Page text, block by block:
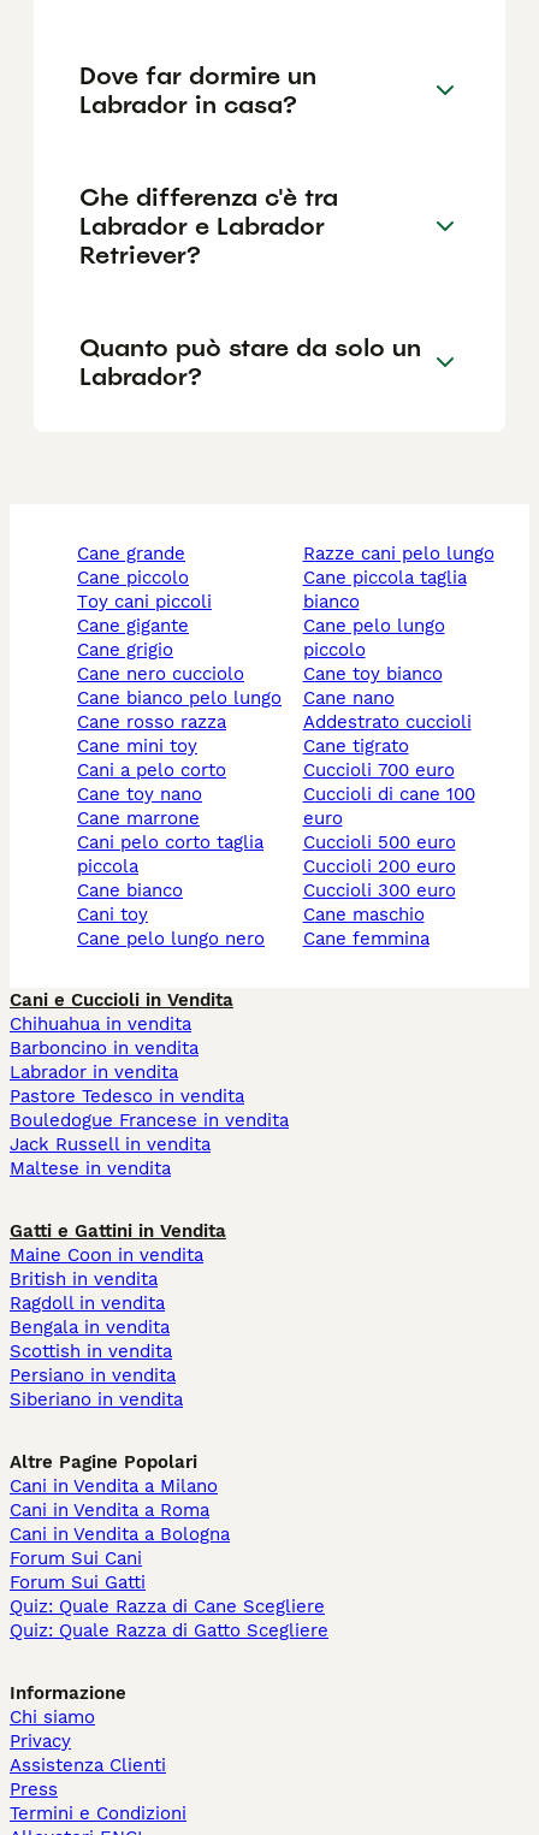
Dove far dormire un
Labrador in casa?
Che differenza c'è tra
Labrador e Labrador
Retriever?
Quanto può stare da solo un
Labrador?
cane grande
cane piccolo
toy cani piccoli
cane gigante
cane grigio
cane nero cucciolo
cane bianco pelo lungo
cane rosso razza
cane mini toy
cani a pelo corto
cane toy nano
cane marrone
cani pelo corto taglia
piccola
cane bianco
cani toy
cane pelo lungo nero
razze cani pelo lungo
cane piccola taglia
bianco
cane pelo lungo
piccolo
cane toy bianco
cane nano
addestrato cuccioli
cane tigrato
cuccioli 700 euro
cuccioli di cane 100
euro
cuccioli 500 euro
cuccioli 200 euro
cuccioli 300 euro
cane maschio
cane femmina
Cani e Cuccioli in Vendita
Chihuahua in vendita
Barboncino in vendita
Labrador in vendita
Pastore Tedesco in vendita
Bouledogue Francese in vendita
Jack Russell in vendita
Maltese in vendita
Gatti e Gattini in Vendita
Maine Coon in vendita
British in vendita
Ragdoll in vendita
Bengala in vendita
Scottish in vendita
Persiano in vendita
Siberiano in vendita
Altre Pagine Popolari
Cani in Vendita a Milano
Cani in Vendita a Roma
Cani in Vendita a Bologna
Forum Sui Cani
Forum Sui Gatti
Quiz: Quale Razza di Cane Scegliere
Quiz: Quale Razza di Gatto Scegliere
Informazione
Chi siamo
Privacy
Assistenza Clienti
Press
Termini e Condizioni